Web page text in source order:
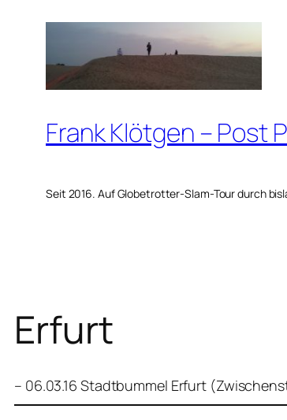
springen
Frank Klötgen – Post
Seit 2016. Auf Globetrotter-Slam-Tour durch
Erfurt
– 06.03.16 Stadtbummel Erfurt